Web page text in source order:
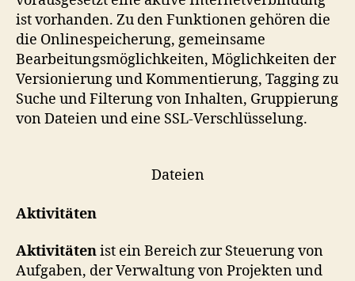
ist vorhanden. Zu den Funktionen gehören die
die Onlinespeicherung, gemeinsame
Bearbeitungsmöglichkeiten, Möglichkeiten der
Versionierung und Kommentierung, Tagging zu
Suche und Filterung von Inhalten, Gruppierung
von Dateien und eine SSL-Verschlüsselung.
Dateien
Aktivitäten
Aktivitätenist ein Bereich zur Steuerung von
Aufgaben, der Verwaltung von Projekten und